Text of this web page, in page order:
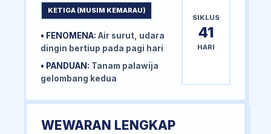
KETIGA (MUSIM KEMARAU)
• FENOMENA: Air surut, udara
dingin bertiup pada pagi hari
• PANDUAN: Tanam palawija
gelombang kedua
SIKLUS
41
HARI
WEWARAN LENGKAP